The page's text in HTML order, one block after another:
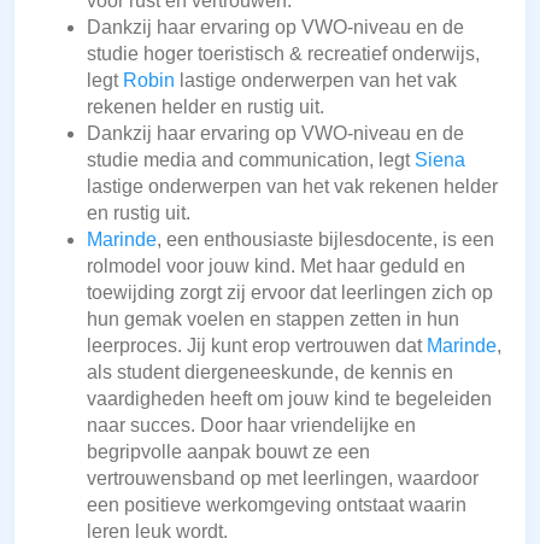
Dankzij haar ervaring op VWO-niveau en de
studie hoger toeristisch & recreatief onderwijs,
legt Robin lastige onderwerpen van het vak
rekenen helder en rustig uit.
Dankzij haar ervaring op VWO-niveau en de
studie media and communication, legt Siena
lastige onderwerpen van het vak rekenen helder
en rustig uit.
Marinde, een enthousiaste bijlesdocente, is een
rolmodel voor jouw kind. Met haar geduld en
toewijding zorgt zij ervoor dat leerlingen zich op
hun gemak voelen en stappen zetten in hun
leerproces. Jij kunt erop vertrouwen dat Marinde,
als student diergeneeskunde, de kennis en
vaardigheden heeft om jouw kind te begeleiden
naar succes. Door haar vriendelijke en
begripvolle aanpak bouwt ze een
vertrouwensband op met leerlingen, waardoor
een positieve werkomgeving ontstaat waarin
leren leuk wordt.